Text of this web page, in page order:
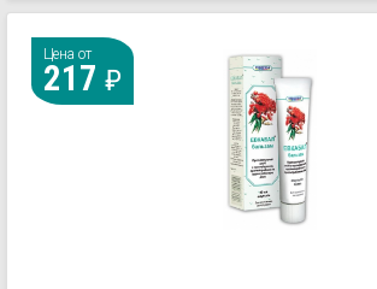
Цена от
217